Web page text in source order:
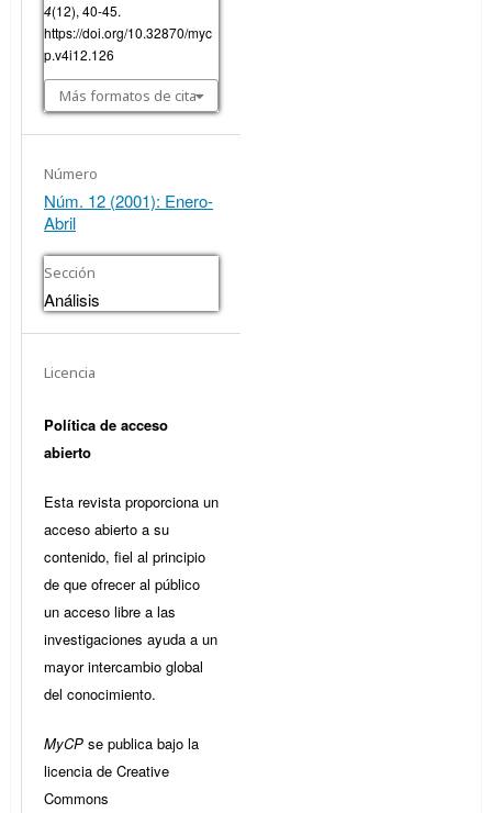
4(12), 40-45.
https://doi.org/10.32870/myc
p.v4i12.126
Más formatos de cita
Número
Núm. 12 (2001): Enero-
Abril
Sección
Análisis
Licencia
Política de acceso
abierto
Esta revista proporciona un
acceso abierto a su
contenido, fiel al principio
de que ofrecer al público
un acceso libre a las
investigaciones ayuda a un
mayor intercambio global
del conocimiento.
MyCP se publica bajo la
licencia de Creative
Commons